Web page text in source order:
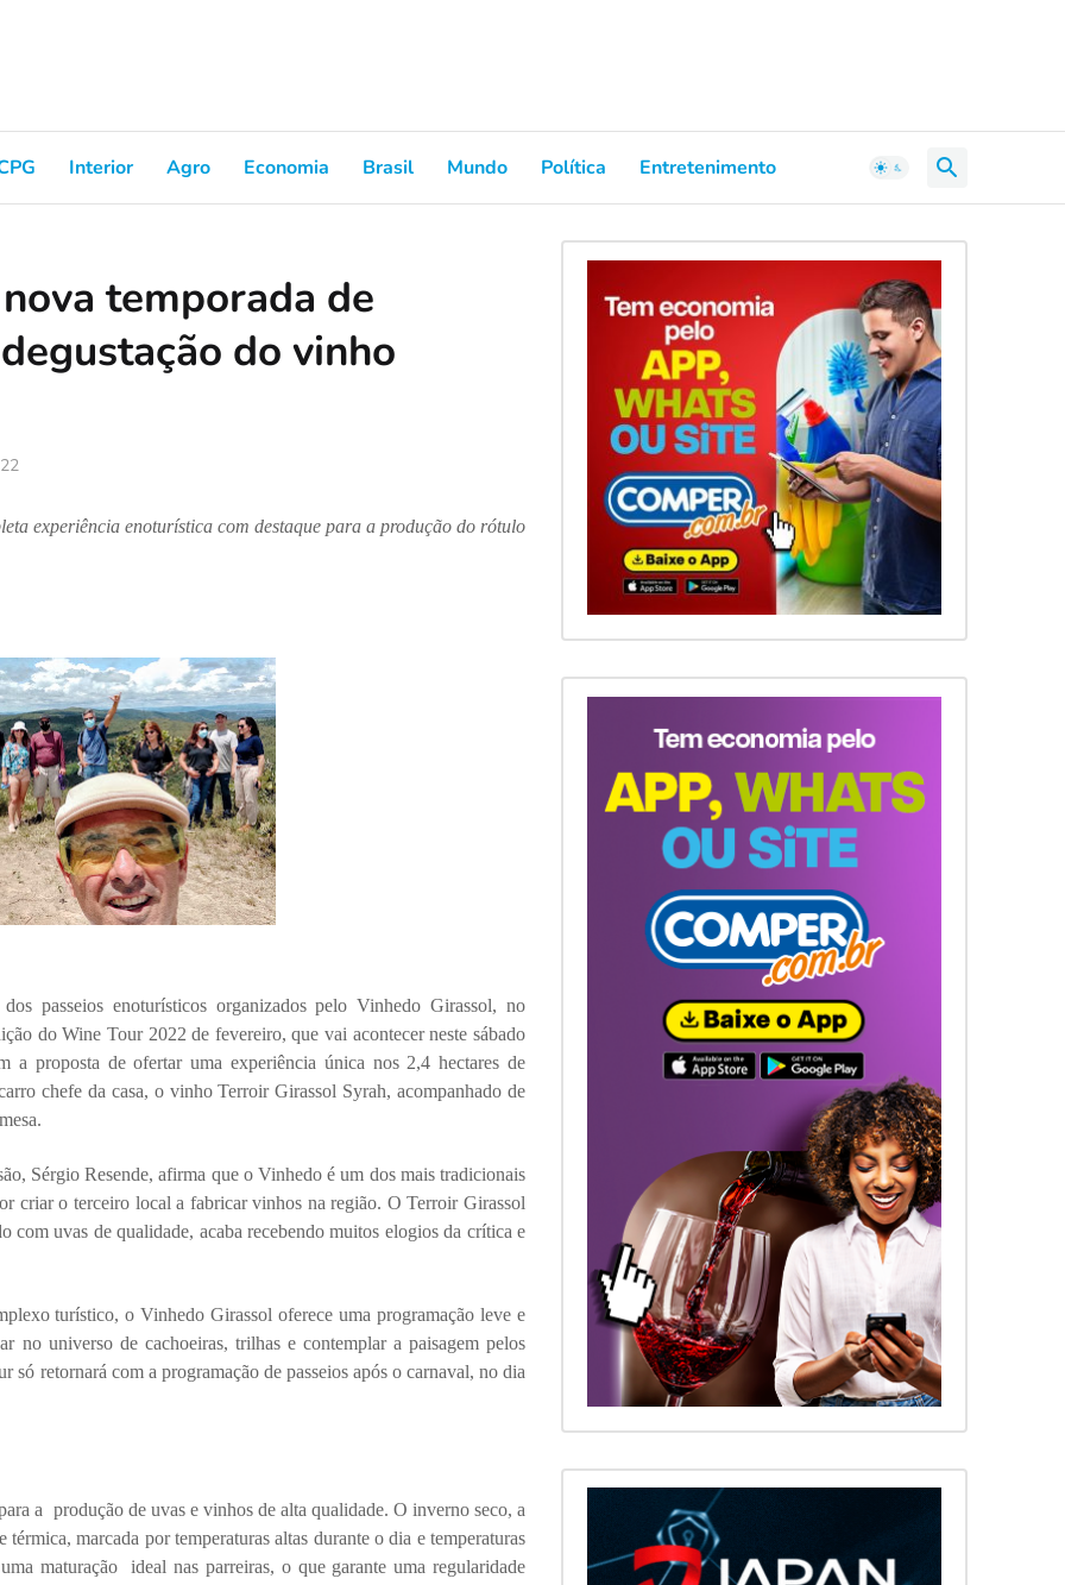
Interior Agro Economia Brasil Mundo Política Entretenimento
temporada de
do vinho
experiência enoturística com destaque para a produção do rótulo
passeios enoturísticos organizados pelo Vinhedo Girassol, no
do Wine Tour 2022 de fevereiro, que vai acontecer neste sábado
proposta de ofertar uma experiência única nos 2,4 hectares de
chefe da casa, o vinho Terroir Girassol Syrah, acompanhado de
Sérgio Resende, afirma que o Vinhedo é um dos mais tradicionais
criar o terceiro local a fabricar vinhos na região. O Terroir Girassol
uvas de qualidade, acaba recebendo muitos elogios da crítica e
turístico, o Vinhedo Girassol oferece uma programação leve e
no universo de cachoeiras, trilhas e contemplar a paisagem pelos
retornará com a programação de passeios após o carnaval, no dia
a  produção de uvas e vinhos de alta qualidade. O inverno seco, a
marcada por temperaturas altas durante o dia e temperaturas
maturação  ideal nas parreiras, o que garante uma regularidade